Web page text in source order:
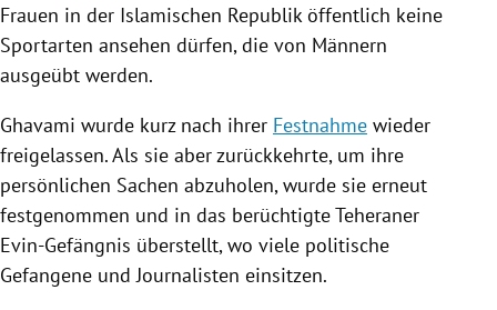
Frauen in der Islamischen Republik öffentlich keine
Sportarten ansehen dürfen, die von Männern
ausgeübt werden.
Ghavami wurde kurz nach ihrer Festnahme wieder
freigelassen. Als sie aber zurückkehrte, um ihre
persönlichen Sachen abzuholen, wurde sie erneut
festgenommen und in das berüchtigte Teheraner
Evin-Gefängnis überstellt, wo viele politische
Gefangene und Journalisten einsitzen.